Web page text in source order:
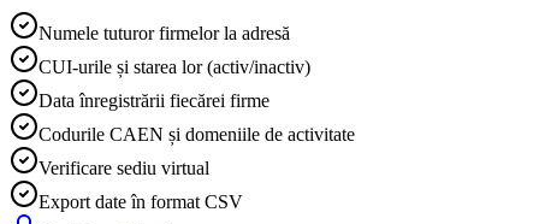
Numele tuturor firmelor la adresă
CUI-urile și starea lor (activ/inactiv)
Data înregistrării fiecărei firme
Codurile CAEN și domeniile de activitate
Verificare sediu virtual
Export date în format CSV